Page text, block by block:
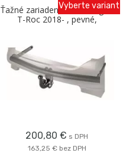
Ťažné zariadenie Volkswagen
T-Roc 2018- , pevné,
Westfalia
200,80 € s DPH
163,25 € bez DPH
Vyberte variant